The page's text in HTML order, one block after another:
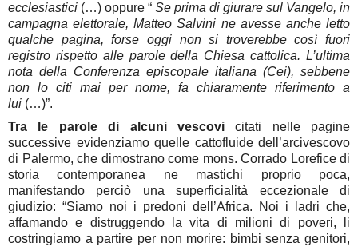
ecclesiastici (…) oppure “ Se prima di giurare sul Vangelo, in
campagna elettorale, Matteo Salvini ne avesse anche letto
qualche pagina, forse oggi non si troverebbe così fuori
registro rispetto alle parole della Chiesa cattolica. L’ultima
nota della Conferenza episcopale italiana (Cei), sebbene
non lo citi mai per nome, fa chiaramente riferimento a
lui (…)”.
Tra le parole di alcuni vescovicitati nelle pagine
successive evidenziamo quelle cattofluide dell’arcivescovo
di Palermo, che dimostrano come mons. Corrado Lorefice di
storia contemporanea ne mastichi proprio poca,
manifestando perciò una superficialità eccezionale di
giudizio: “Siamo noi i predoni dell’Africa. Noi i ladri che,
affamando e distruggendo la vita di milioni di poveri, li
costringiamo a partire per non morire: bimbi senza genitori,